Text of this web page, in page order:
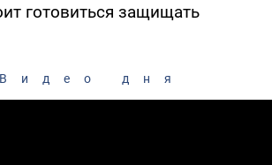
готовиться защищать
Видео дня